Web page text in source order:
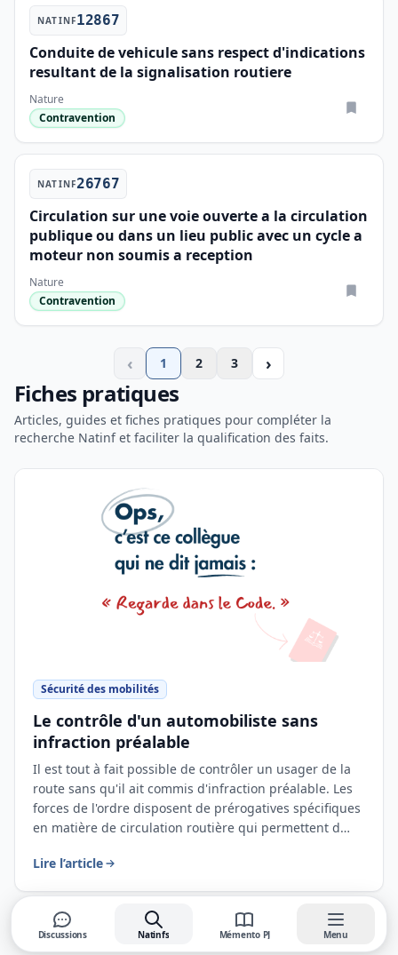
NATINF12867
Conduite de vehicule sans respect d'indications
resultant de la signalisation routiere
Nature
Contravention
NATINF26767
Circulation sur une voie ouverte a la circulation
publique ou dans un lieu public avec un cycle a
moteur non soumis a reception
Nature
Contravention
‹ 1 2 3 ›
Fiches pratiques
Articles, guides et fiches pratiques pour compléter la
recherche Natinf et faciliter la qualification des faits.
Sécurité des mobilités
Le contrôle d'un automobiliste sans
infraction préalable
Il est tout à fait possible de contrôler un usager de la
route sans qu'il ait commis d'infraction préalable. Les
forces de l'ordre disposent de prérogatives spécifiques
en matière de circulation routière qui permettent d…
Lire l’article
Voir tous les articles du Mémento PJ
Discussions Natinfs Mémento PJ Menu